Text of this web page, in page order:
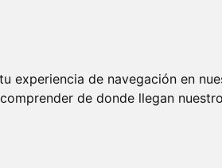
experiencia de navegación en
de donde llegan
eCommerce Servicios